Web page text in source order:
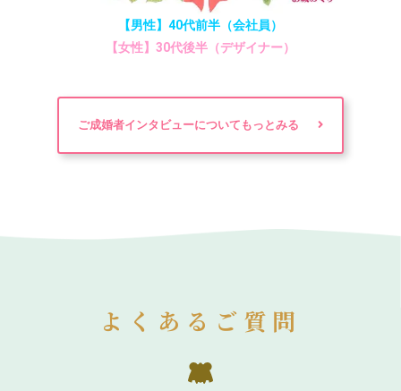
【男性】40代前半（会社員）
【女性】30代後半（デザイナー）
ご成婚者インタビューについてもっとみる
よくあるご質問